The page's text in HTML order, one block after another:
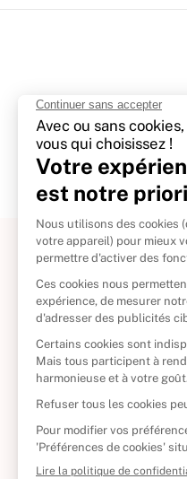
À propos
Politique de retour
Reprendre vos livres
Qui sommes-nous ?
CD d'occasion
DVD d'occasion